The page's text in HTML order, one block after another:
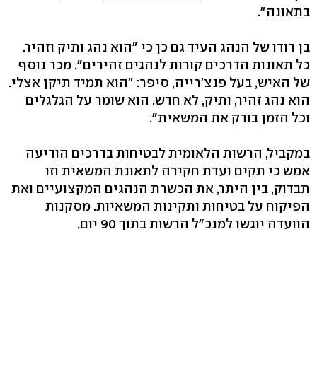
בתאונה".
בן דודו של הנהג העיד גם כן כי "הוא נהג ותיק וזהיר.
כל תאונות הדרכים קורות לנהגים זהירים". מכר נוסף
של האיש, בעל פנצ'רייה, סיפר: "הוא תמיד תיקן אצלי.
הוא נהג זהיר, ותיק, לא חדש. הוא שומר על הגלגלים
וכל הזמן בודק את המשאית".
במקביל, הרשות הלאומית לבטיחות בדרכים הודיעה
אמש כי תקים ועדת חקירה לתאונת המשאית וזו
תבדוק, בין היתר, את הכשרת הנהגים המקצועיים ואת
הפיקוח על בטיחות ותקינות המשאיות. מסקנות
הוועדה יוגשו למנכ"ל הרשות בתוך 90 יום.